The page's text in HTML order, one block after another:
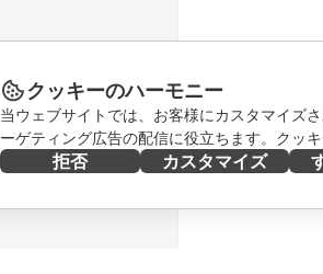
クッキーのハーモニー
当ウェブサイトでは、お客様にカスタマイズ
ーゲティング広告の配信に役立ちます。クッ
拒否 カスタマイズ